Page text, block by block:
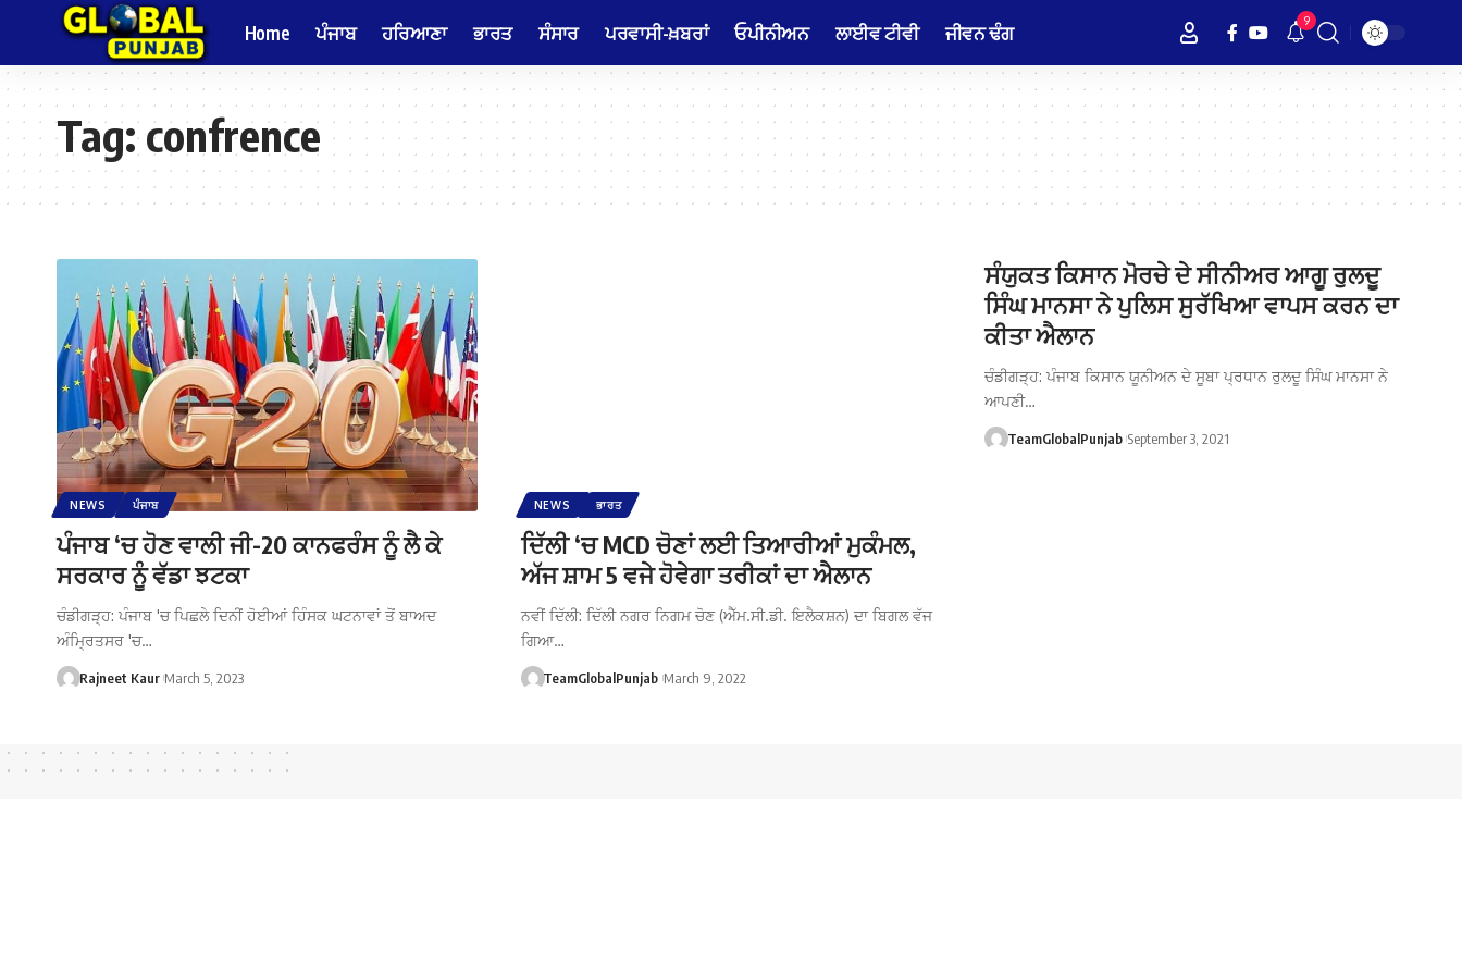
Home ਪੰਜਾਬ ਹਰਿਆਣਾ ਭਾਰਤ ਸੰਸਾਰ ਪਰਵਾਸੀ-ਖ਼ਬਰਾਂ ਓਪੀਨੀਅਨ ਲਾਈਵ ਟੀਵੀ ਜੀਵਨ ਢੰਗ 9
Tag:confrence
NEWS ਪੰਜਾਬ
ਪੰਜਾਬ ‘ਚ ਹੋਣ ਵਾਲੀ ਜੀ-20 ਕਾਨਫਰੰਸ ਨੂੰ ਲੈ ਕੇ
ਸਰਕਾਰ ਨੂੰ ਵੱਡਾ ਝਟਕਾ
ਚੰਡੀਗੜ੍ਹ: ਪੰਜਾਬ 'ਚ ਪਿਛਲੇ ਦਿਨੀਂ ਹੋਈਆਂ ਹਿੰਸਕ ਘਟਨਾਵਾਂ ਤੋਂ ਬਾਅਦ
ਅੰਮ੍ਰਿਤਸਰ 'ਚ…
Rajneet Kaur March 5, 2023
NEWS ਭਾਰਤ
ਦਿੱਲੀ ‘ਚ MCD ਚੋਣਾਂ ਲਈ ਤਿਆਰੀਆਂ ਮੁਕੰਮਲ,
ਅੱਜ ਸ਼ਾਮ 5 ਵਜੇ ਹੋਵੇਗਾ ਤਰੀਕਾਂ ਦਾ ਐਲਾਨ
ਨਵੀਂ ਦਿੱਲੀ: ਦਿੱਲੀ ਨਗਰ ਨਿਗਮ ਚੋਣ (ਐੱਮ.ਸੀ.ਡੀ. ਇਲੈਕਸ਼ਨ) ਦਾ ਬਿਗਲ ਵੱਜ
ਗਿਆ…
TeamGlobalPunjab March 9, 2022
ਸੰਯੁਕਤ ਕਿਸਾਨ ਮੋਰਚੇ ਦੇ ਸੀਨੀਅਰ ਆਗੂ ਰੁਲਦੂ
ਸਿੰਘ ਮਾਨਸਾ ਨੇ ਪੁਲਿਸ ਸੁਰੱਖਿਆ ਵਾਪਸ ਕਰਨ ਦਾ
ਕੀਤਾ ਐਲਾਨ
ਚੰਡੀਗੜ੍ਹ: ਪੰਜਾਬ ਕਿਸਾਨ ਯੂਨੀਅਨ ਦੇ ਸੂਬਾ ਪ੍ਰਧਾਨ ਰੁਲਦੂ ਸਿੰਘ ਮਾਨਸਾ ਨੇ
ਆਪਣੀ…
TeamGlobalPunjab September 3, 2021